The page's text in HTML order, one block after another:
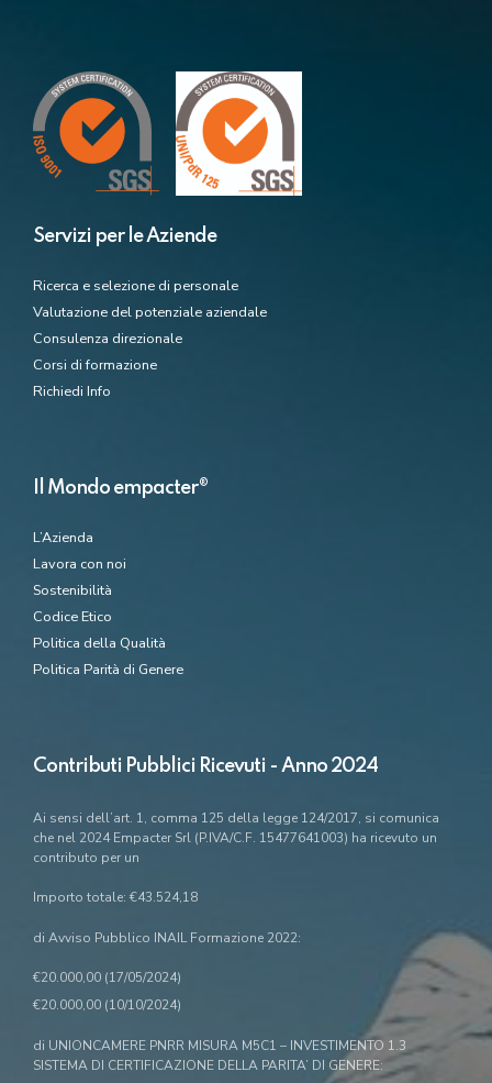
Servizi per le Aziende
Ricerca e selezione di personale
Valutazione del potenziale aziendale
Consulenza direzionale
Corsi di formazione
Richiedi Info
Il Mondo empacter®
L’Azienda
Lavora con noi
Sostenibilità
Codice Etico
Politica della Qualità
Politica Parità di Genere
Contributi Pubblici Ricevuti - Anno 2024
Ai sensi dell’art. 1, comma 125 della legge 124/2017, si comunica
che nel 2024 Empacter Srl (P.IVA/C.F. 15477641003) ha ricevuto un
contributo per un
Importo totale: €43.524,18
di Avviso Pubblico INAIL Formazione 2022:
€20.000,00 (17/05/2024)
€20.000,00 (10/10/2024)
di UNIONCAMERE PNRR MISURA M5C1 – INVESTIMENTO 1.3
SISTEMA DI CERTIFICAZIONE DELLA PARITA’ DI GENERE: